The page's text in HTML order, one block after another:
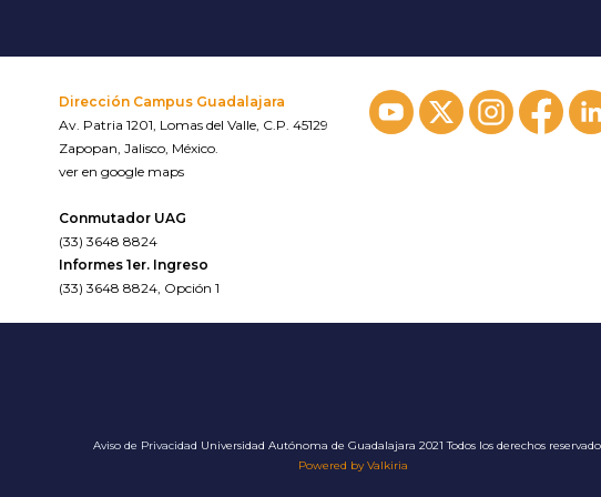
Dirección Campus Guadalajara
Av. Patria 1201, Lomas del Valle, C.P. 45129
Zapopan, Jalisco, México.
ver en google maps
Conmutador UAG
(33) 3648 8824
Informes 1er. Ingreso
(33) 3648 8824, Opción 1
Aviso de Privacidad Universidad Autónoma de Guadalajara 2021 Todos los derechos
Powered by Valkiria